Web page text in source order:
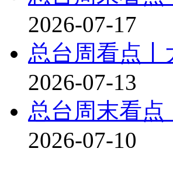
2026-07-17
总台周看点
2026-07-13
总台周末看点
2026-07-10